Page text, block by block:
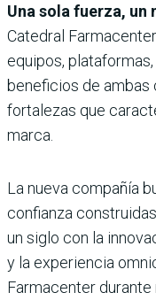
Una sola fuerza,
Catedral
equipos,
beneficios de ambas
fortalezas que
marca.
La nueva compañía
confianza
un siglo con la
y la experiencia
Farmacenter durante